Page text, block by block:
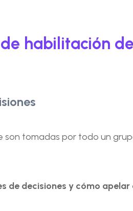
habilitación
son tomadas por todo un
de decisiones y cómo apelar